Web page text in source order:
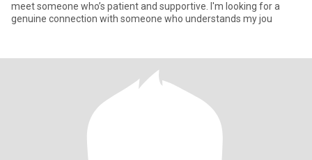
meet someone who’s patient and supportive. I'm looking for a
genuine connection with someone who understands my jou